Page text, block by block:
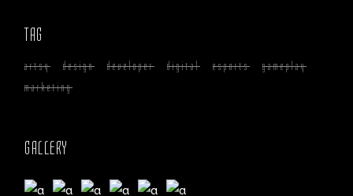
TAG
artsy design developer digital esports
gameplay
marketing
GALLERY